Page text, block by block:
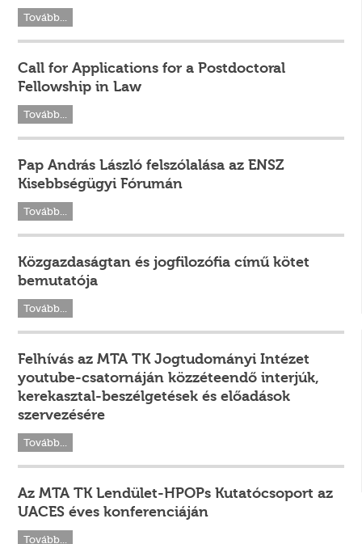
Tovább...
Call for Applications for a Postdoctoral
Fellowship in Law
Tovább...
Pap András László felszólalása az ENSZ
Kisebbségügyi Fórumán
Tovább...
Közgazdaságtan és jogfilozófia című kötet
bemutatója
Tovább...
Felhívás az MTA TK Jogtudományi Intézet
youtube-csatornáján közzéteendő interjúk,
kerekasztal-beszélgetések és előadások
szervezésére
Tovább...
Az MTA TK Lendület-HPOPs Kutatócsoport az
UACES éves konferenciáján
Tovább...